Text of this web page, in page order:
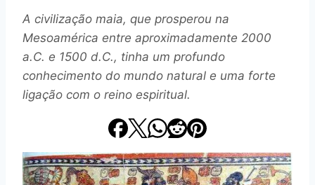
A civilização maia, que prosperou na
Mesoamérica entre aproximadamente 2000
a.C. e 1500 d.C., tinha um profundo
conhecimento do mundo natural e uma forte
ligação com o reino espiritual.